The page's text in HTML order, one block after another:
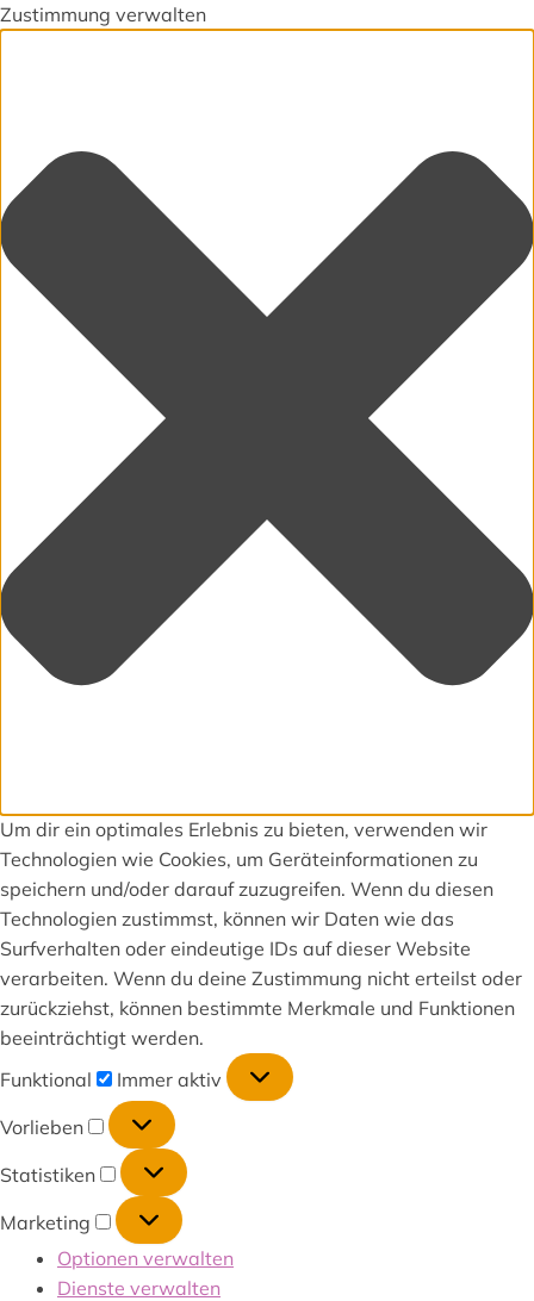
Zustimmung verwalten
Um dir ein optimales Erlebnis zu bieten, verwenden wir
Technologien wie Cookies, um Geräteinformationen zu
speichern und/oder darauf zuzugreifen. Wenn du diesen
Technologien zustimmst, können wir Daten wie das
Surfverhalten oder eindeutige IDs auf dieser Website
verarbeiten. Wenn du deine Zustimmung nicht erteilst oder
zurückziehst, können bestimmte Merkmale und Funktionen
beeinträchtigt werden.
Funktional
Immer aktiv
Vorlieben
Statistiken
Marketing
Optionen verwalten
Dienste verwalten